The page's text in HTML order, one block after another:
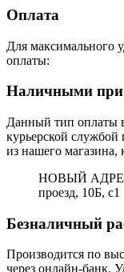
Оплата
Для максимального
оплаты:
Наличными при
Данный тип оплаты
курьерской
из нашего магазина,
НОВЫЙ
проезд, 10Б, с1
Безналичный
Производится по
через онлайн-банк.